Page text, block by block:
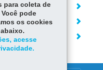
para coleta de
pode
os cookies
acesse